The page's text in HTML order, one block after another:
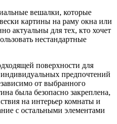
вешалки, которые
картины на раму окна или
актуальны для тех, кто хочет
нестандартные
поверхности для
предпочтений
от выбранного
была безопасно закреплена,
на интерьер комнаты и
с остальными элементами